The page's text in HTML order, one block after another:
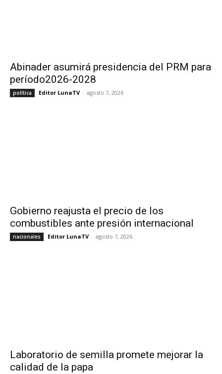
Abinader asumirá presidencia del PRM para
período2026-2028
política Editor LunaTV - agosto 7, 2026
Gobierno reajusta el precio de los
combustibles ante presión internacional
nacionales Editor LunaTV - agosto 7, 2026
Laboratorio de semilla promete mejorar la
calidad de la papa